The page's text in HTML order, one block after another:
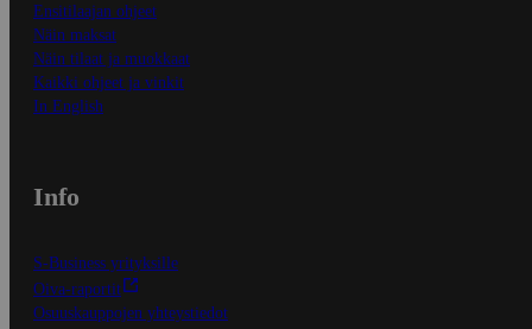
Ensitilaajan ohjeet
Näin maksat
Näin tilaat ja muokkaat
Kaikki ohjeet ja vinkit
In English
Info
S-Business yrityksille
Oiva-raportit
Osuuskauppojen yhteystiedot